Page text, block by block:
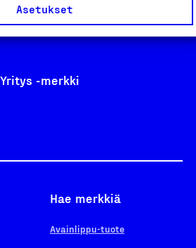
Asetukset
-merkki
Hae merkkiä
Avainlippu-tuote